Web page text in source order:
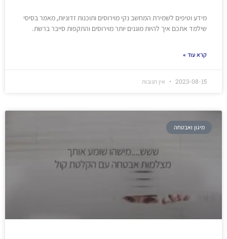
מידע וטיפים לשמירת המחשב נקי מוירוסים ותוכנות זדוניות, מאמר בסיסי
שילמד אתכם איך להיות מוגנים יותר מוירוסים והתקפות סייבר ברשת.
קרא עוד »
2023-08-15 אין תגובות
מיגון ואבטחה